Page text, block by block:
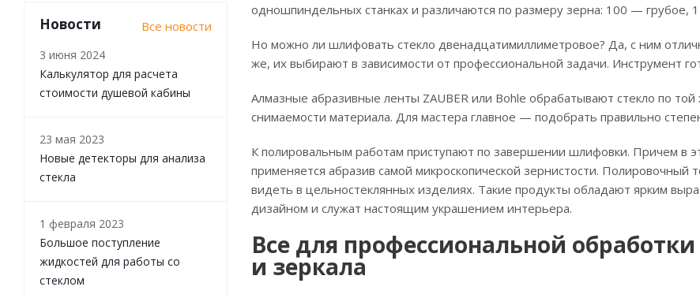
одношпиндельных станках и различаются по размеру зерна: 100 —
Но можно ли шлифовать стекло двенадцатимиллиметровое? Да, с ним
же, их выбирают в зависимости от профессиональной задачи. Инструмент
Алмазные абразивные ленты ZAUBER или Bohle обрабатывают стекло по
снимаемости материала. Для мастера главное — подобрать правильно
К полировальным работам приступают по завершении шлифовки. Причем в
применяется абразив самой микроскопической зернистости. Полировочный
видеть в цельностеклянных изделиях. Такие продукты обладают ярким
дизайном и служат настоящим украшением интерьера.
Все для профессиональной обработки
и зеркала
Новости Все новости
3 июня 2024
Калькулятор для расчета
стоимости душевой кабины
23 мая 2023
Новые детекторы для анализа
стекла
1 февраля 2023
Большое поступление
жидкостей для работы со
стеклом